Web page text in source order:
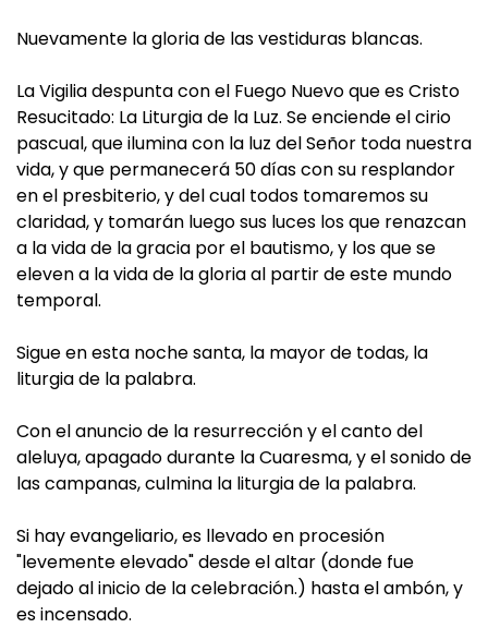
Nuevamente la gloria de las vestiduras blancas.
La Vigilia despunta con el Fuego Nuevo que es Cristo
Resucitado: La Liturgia de la Luz. Se enciende el cirio
pascual, que ilumina con la luz del Señor toda nuestra
vida, y que permanecerá 50 días con su resplandor
en el presbiterio, y del cual todos tomaremos su
claridad, y tomarán luego sus luces los que renazcan
a la vida de la gracia por el bautismo, y los que se
eleven a la vida de la gloria al partir de este mundo
temporal.
Sigue en esta noche santa, la mayor de todas, la
liturgia de la palabra.
Con el anuncio de la resurrección y el canto del
aleluya, apagado durante la Cuaresma, y el sonido de
las campanas, culmina la liturgia de la palabra.
Si hay evangeliario, es llevado en procesión
"levemente elevado" desde el altar (donde fue
dejado al inicio de la celebración.) hasta el ambón, y
es incensado.